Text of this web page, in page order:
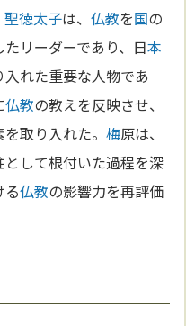
聖徳太子は、仏教を国の
リーダーであり、日本
入れた重要な人物であ
仏教の教えを反映させ、
を取り入れた。梅原は、
として根付いた過程を深
る仏教の影響力を再評価